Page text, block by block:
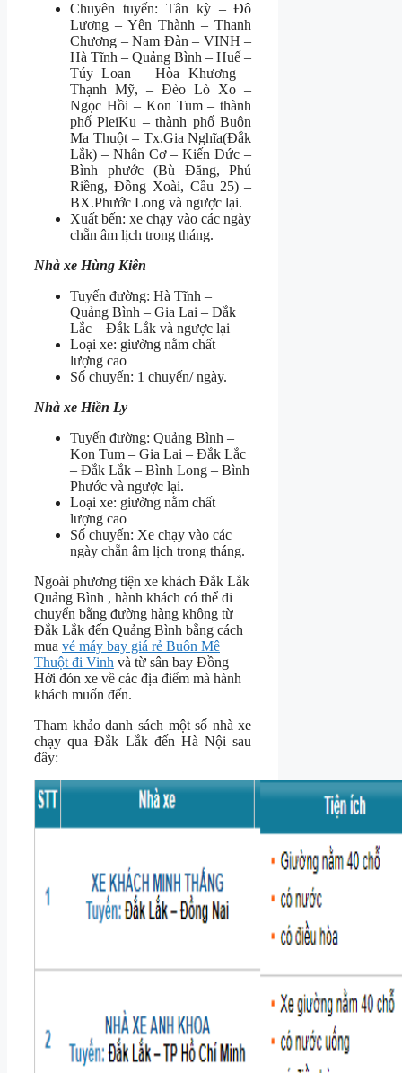
Chuyên tuyến: Tân kỳ – Đô
Lương – Yên Thành – Thanh
Chương – Nam Đàn – VINH –
Hà Tĩnh – Quảng Bình – Huế –
Túy Loan – Hòa Khương –
Thạnh Mỹ, – Đèo Lò Xo –
Ngọc Hồi – Kon Tum – thành
phố PleiKu – thành phố Buôn
Ma Thuột – Tx.Gia Nghĩa(Đắk
Lắk) – Nhân Cơ – Kiến Đức –
Bình phước (Bù Đăng, Phú
Riềng, Đồng Xoài, Cầu 25) –
BX.Phước Long và ngược lại.
Xuất bến: xe chạy vào các ngày
chẵn âm lịch trong tháng.
Nhà xe Hùng Kiên
Tuyến đường: Hà Tĩnh –
Quảng Bình – Gia Lai – Đắk
Lắc – Đắk Lắk và ngược lại
Loại xe: giường nằm chất
lượng cao
Số chuyến: 1 chuyến/ ngày.
Nhà xe Hiền Ly
Tuyến đường: Quảng Bình –
Kon Tum – Gia Lai – Đắk Lắc
– Đắk Lắk – Bình Long – Bình
Phước và ngược lại.
Loại xe: giường nằm chất
lượng cao
Số chuyến: Xe chạy vào các
ngày chẵn âm lịch trong tháng.
Ngoài phương tiện xe khách Đắk Lắk
Quảng Bình , hành khách có thể di
chuyển bằng đường hàng không từ
Đắk Lắk đến Quảng Bình bằng cách
mua vé máy bay giá rẻ Buôn Mê
Thuột đi Vinh và từ sân bay Đồng
Hới đón xe về các địa điểm mà hành
khách muốn đến.
Tham khảo danh sách một số nhà xe
chạy qua Đắk Lắk đến Hà Nội sau
đây: